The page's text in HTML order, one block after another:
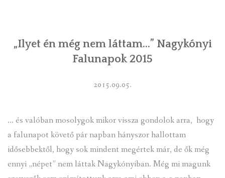
INFORMÁCIÓK
LETÖLTHETŐ NYOMTATVÁNYOK
VÁLASZTÁS 2026
TELEPÜLÉSIKÉPVISELŐI VAGYONNYILATKOZATOK – 2026.
„Ilyet én még nem láttam…” Nagykónyi
Falunapok 2015
2015.09.05.
… és valóban mosolygok mikor vissza gondolok arra, hogy
a falunapot követő pár napban hányszor hallottam
idősebbektől, hogy sok mindent megértek már, de ők még
ennyi „népet” nem láttak Nagykónyiban. Még mi magunk